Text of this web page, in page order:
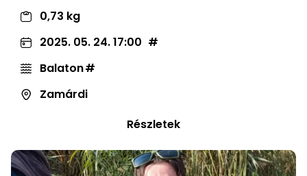
0,73 kg
2025. 05. 24. 17:00
Balaton
Zamárdi
Részletek